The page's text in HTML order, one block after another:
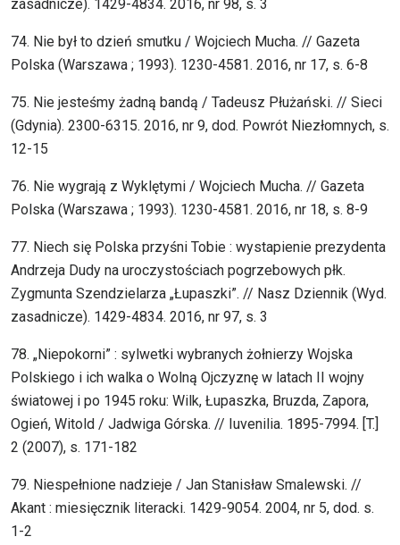
zasadnicze). 1429-4834. 2016, nr 98, s. 3
74. Nie był to dzień smutku / Wojciech Mucha. // Gazeta
Polska (Warszawa ; 1993). 1230-4581. 2016, nr 17, s. 6-8
75. Nie jesteśmy żadną bandą / Tadeusz Płużański. // Sieci
(Gdynia). 2300-6315. 2016, nr 9, dod. Powrót Niezłomnych, s.
12-15
76. Nie wygrają z Wyklętymi / Wojciech Mucha. // Gazeta
Polska (Warszawa ; 1993). 1230-4581. 2016, nr 18, s. 8-9
77. Niech się Polska przyśni Tobie : wystapienie prezydenta
Andrzeja Dudy na uroczystościach pogrzebowych płk.
Zygmunta Szendzielarza „Łupaszki”. // Nasz Dziennik (Wyd.
zasadnicze). 1429-4834. 2016, nr 97, s. 3
78. „Niepokorni” : sylwetki wybranych żołnierzy Wojska
Polskiego i ich walka o Wolną Ojczyznę w latach II wojny
światowej i po 1945 roku: Wilk, Łupaszka, Bruzda, Zapora,
Ogień, Witold / Jadwiga Górska. // Iuvenilia. 1895-7994. [T.]
2 (2007), s. 171-182
79. Niespełnione nadzieje / Jan Stanisław Smalewski. //
Akant : miesięcznik literacki. 1429-9054. 2004, nr 5, dod. s.
1-2